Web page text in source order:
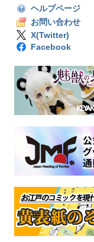
ヘルプページ
お問い合わせ
X(Twitter)
Facebook